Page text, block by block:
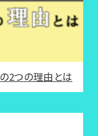
2つの理由とは